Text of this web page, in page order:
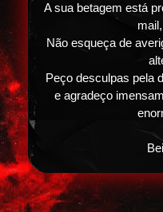
A sua betagem está
Não esqueça de
Peço desculpas pela
e agradeço